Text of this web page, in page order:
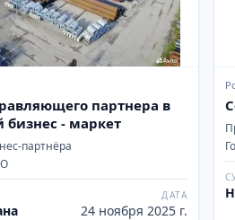
партнера в
готовый бизнес - маркет
партнёра
ДАТА
24 ноября 2025 г.